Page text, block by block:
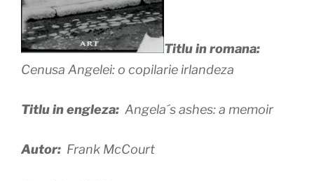
Titlu in romana:
Cenusa Angelei: o copilarie irlandeza
Titlu in engleza: Angela´s ashes: a memoir
Autor: Frank McCourt